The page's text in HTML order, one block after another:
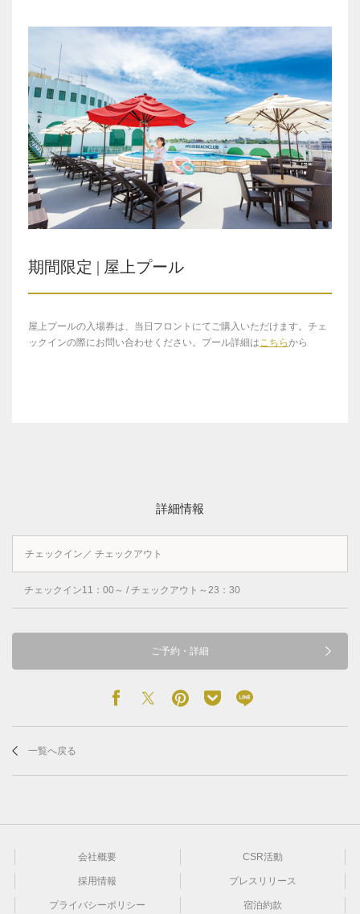
期間限定 | 屋上プール
屋上プールの入場券は、当日フロントにてご購入いただけます。チェ
ックインの際にお問い合わせください。プール詳細はこちらから
詳細情報
チェックイン／ チェックアウト
チェックイン11：00～ / チェックアウト～23：30
ご予約・詳細
一覧へ戻る
会社概要 CSR活動
採用情報 プレスリリース
プライバシーポリシー 宿泊約款